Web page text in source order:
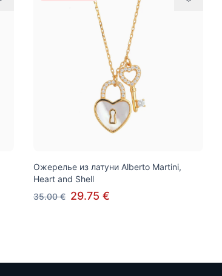
Ожерелье из латуни Alberto Martini,
Heart and Shell
35.00 € 29.75 €